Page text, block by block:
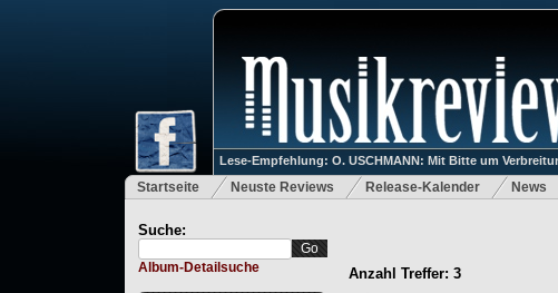
Lese-Empfehlung: O. USCHMANN: Mit Bitte um
Startseite Neuste Reviews Release-Kalender News
Suche:
Album-Detailsuche Anzahl Treffer: 3